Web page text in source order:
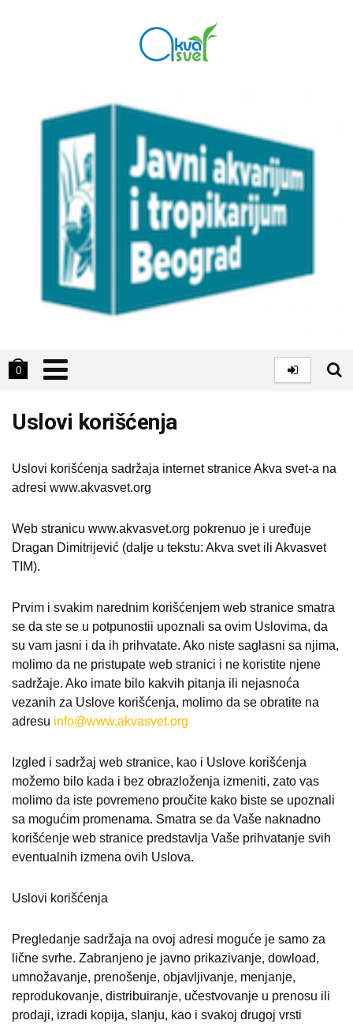
0
Uslovi korišćenja
Uslovi korišćenja sadržaja internet stranice Akva svet-a na
adresi www.akvasvet.org
Web stranicu www.akvasvet.org pokrenuo je i uređuje
Dragan Dimitrijević (dalje u tekstu: Akva svet ili Akvasvet
TIM).
Prvim i svakim narednim korišćenjem web stranice smatra
se da ste se u potpunostii upoznali sa ovim Uslovima, da
su vam jasni i da ih prihvatate. Ako niste saglasni sa njima,
molimo da ne pristupate web stranici i ne koristite njene
sadržaje. Ako imate bilo kakvih pitanja ili nejasnoća
vezanih za Uslove korišćenja, molimo da se obratite na
adresu info@www.akvasvet.org
Izgled i sadržaj web stranice, kao i Uslove korišćenja
možemo bilo kada i bez obrazloženja izmeniti, zato vas
molimo da iste povremeno proučite kako biste se upoznali
sa mogućim promenama. Smatra se da Vaše naknadno
korišćenje web stranice predstavlja Vaše prihvatanje svih
eventualnih izmena ovih Uslova.
Uslovi korišćenja
Pregledanje sadržaja na ovoj adresi moguće je samo za
lične svrhe. Zabranjeno je javno prikazivanje, dowload,
umnožavanje, prenošenje, objavljivanje, menjanje,
reprodukovanje, distribuiranje, učestvovanje u prenosu ili
prodaji, izradi kopija, slanju, kao i svakoj drugoj vrsti